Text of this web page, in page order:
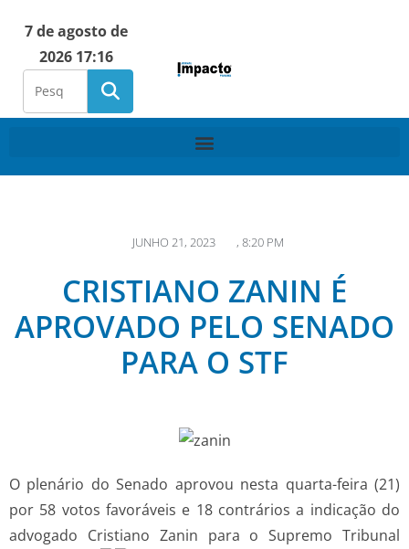
7 de agosto de
2026 17:16
JUNHO 21, 2023 , 8:20 PM
CRISTIANO ZANIN É
APROVADO PELO SENADO
PARA O STF
O plenário do Senado aprovou nesta quarta-feira (21)
por 58 votos favoráveis e 18 contrários a indicação do
advogado Cristiano Zanin para o Supremo Tribunal